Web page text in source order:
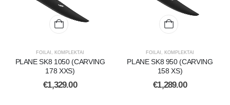
FOILAI , KOMPLEKTAI
PLANE SK8 1050 (CARVING
178 XXS)
€1,329.00
FOILAI , KOMPLEKTAI
PLANE SK8 950 (CARVING
158 XS)
€1,289.00